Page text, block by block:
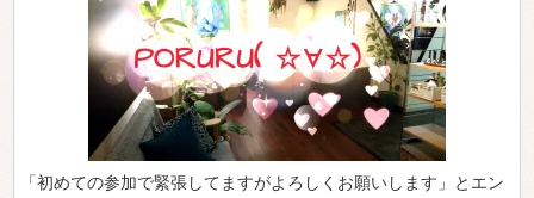
「初めての参加で緊張してますがよろしくお願いします」とエン